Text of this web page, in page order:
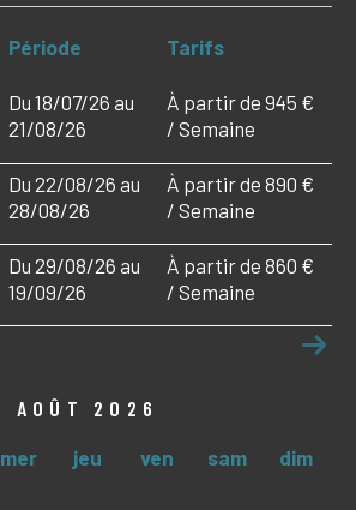
Période Tarifs
Du 18/07/26 au
21/08/26
À partir de 945 €
/ Semaine
Du 22/08/26 au
28/08/26
À partir de 890 €
/ Semaine
Du 29/08/26 au
19/09/26
À partir de 860 €
/ Semaine
AOÛT 2026
mer jeu ven sam dim